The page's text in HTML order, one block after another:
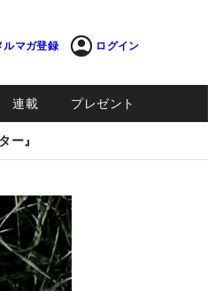
ルマガ登録 ログイン
連載 プレゼント
ー』